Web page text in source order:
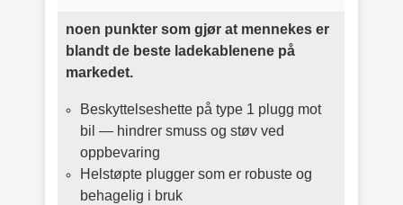
noen punkter som gjør at mennekes er
blandt de beste ladekablenene på
markedet.
Beskyttelseshette på type 1 plugg mot
bil — hindrer smuss og støv ved
oppbevaring
Helstøpte plugger som er robuste og
behagelig i bruk